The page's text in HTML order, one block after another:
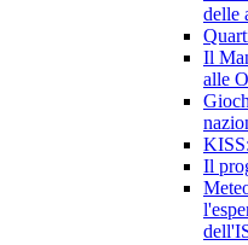
delle
Il
alle
Il